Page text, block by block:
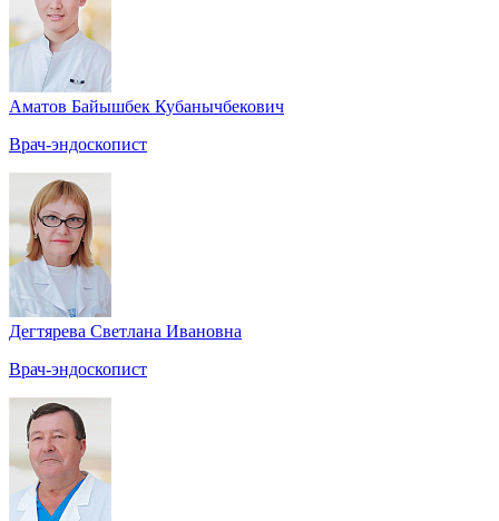
Аматов Байышбек Кубанычбекович
Врач-эндоскопист
Дегтярева Светлана Ивановна
Врач-эндоскопист